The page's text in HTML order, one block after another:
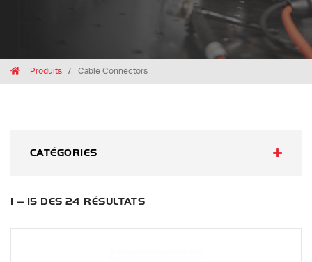
HomeProduits Cable Connectors
CATÉGORIES
1 — 15 DES 24 RÉSULTATS